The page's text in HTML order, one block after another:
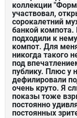
коллекции
участвовал,
сорокалетний
банкой
подходили к
компот. Для
никогда такого
под
публику. Плюс у
дефилировали
очень круто. Я
показы тоже
постоянно
постоянных